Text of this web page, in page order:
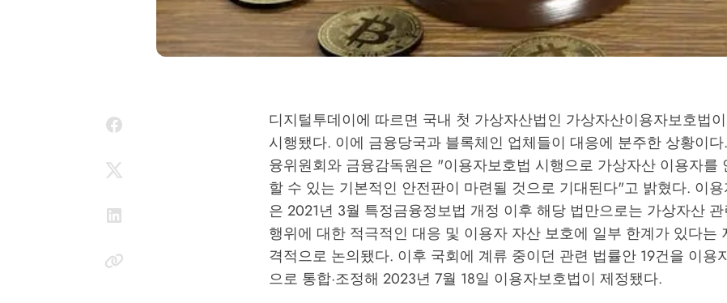
디지털투데이에 따르면 국내 첫 가상자산법인 가상자산이용자보호법
시행됐다. 이에 금융당국과 블록체인 업체들이 대응에 분주한 상황이다
융위원회와 금융감독원은 "이용자보호법 시행으로 가상자산 이용자를
할 수 있는 기본적인 안전판이 마련될 것으로 기대된다"고 밝혔다. 이
은 2021년 3월 특정금융정보법 개정 이후 해당 법만으로는 가상자산
행위에 대한 적극적인 대응 및 이용자 자산 보호에 일부 한계가 있다는
격적으로 논의됐다. 이후 국회에 계류 중이던 관련 법률안 19건을 이용
으로 통합·조정해 2023년 7월 18일 이용자보호법이 제정됐다.